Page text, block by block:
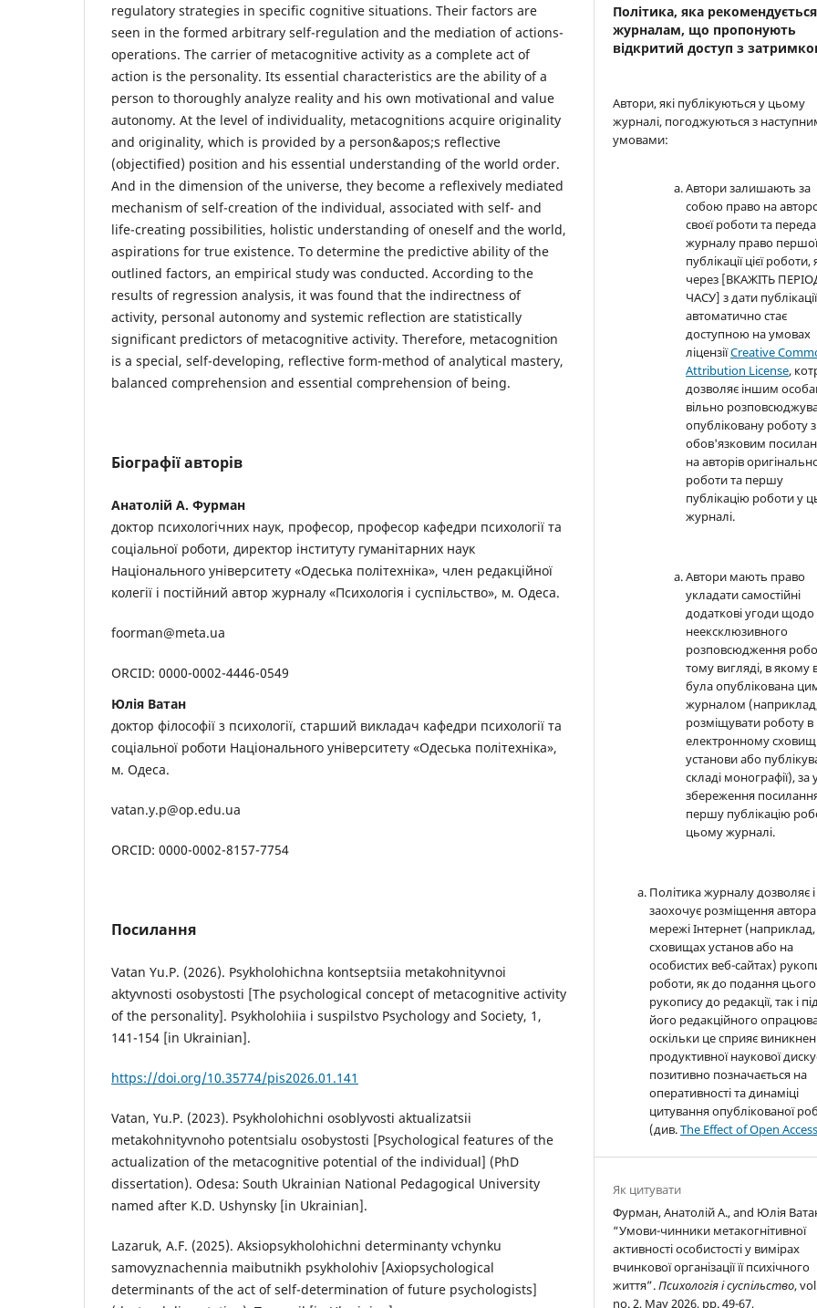
regulatory strategies in specific cognitive situations. Their factors are
seen in the formed arbitrary self-regulation and the mediation of actions-
operations. The carrier of metacognitive activity as a complete act of
action is the personality. Its essential characteristics are the ability of a
person to thoroughly analyze reality and his own motivational and value
autonomy. At the level of individuality, metacognitions acquire originality
and originality, which is provided by a person&apos;s reflective
(objectified) position and his essential understanding of the world order.
And in the dimension of the universe, they become a reflexively mediated
mechanism of self-creation of the individual, associated with self- and
life-creating possibilities, holistic understanding of oneself and the world,
aspirations for true existence. To determine the predictive ability of the
outlined factors, an empirical study was conducted. According to the
results of regression analysis, it was found that the indirectness of
activity, personal autonomy and systemic reflection are statistically
significant predictors of metacognitive activity. Therefore, metacognition
is a special, self-developing, reflective form-method of analytical mastery,
balanced comprehension and essential comprehension of being.
Біографії авторів
Анатолій А. Фурман
доктор психологічних наук, професор, професор кафедри психології та
соціальної роботи, директор інституту гуманітарних наук
Національного університету «Одеська політехніка», член редакційної
колегії і постійний автор журналу «Психологія і суспільство», м. Одеса.
foorman@meta.ua
ORCID: 0000-0002-4446-0549
Юлія Ватан
доктор філософії з психології, старший викладач кафедри психології та
соціальної роботи Національного університету «Одеська політехніка»,
м. Одеса.
vatan.y.p@op.edu.ua
ORCID: 0000-0002-8157-7754
Посилання
Vatan Yu.P. (2026). Psykholohichna kontseptsiia metakohnityvnoi
aktyvnosti osobystosti [The psychological concept of metacognitive activity
of the personality]. Psykholohiia i suspilstvo Psychology and Society, 1,
141-154 [in Ukrainian].
https://doi.org/10.35774/pis2026.01.141
Vatan, Yu.P. (2023). Psykholohichni osoblyvosti aktualizatsii
metakohnityvnoho potentsialu osobystosti [Psychological features of the
actualization of the metacognitive potential of the individual] (PhD
dissertation). Odesa: South Ukrainian National Pedagogical University
named after K.D. Ushynsky [in Ukrainian].
Lazaruk, A.F. (2025). Aksiopsykholohichni determinanty vchynku
samovyznachennia maibutnikh psykholohiv [Axiopsychological
determinants of the act of self-determination of future psychologists]
Політика, яка рекомендується
журналам, що пропонують
відкритий доступ з
Автори, які публікуються у цьому
журналі, погоджуються з
умовами:
Автори залишають за
собою право на
своєї роботи та
журналу право
публікації цієї роботи,
через [ВКАЖІТЬ
ЧАСУ] з дати публікації
автоматично стає
доступною на умовах
ліцензіїCreative
Attribution License,
дозволяє іншим
вільно
опубліковану роботу з
обов'язковим
на авторів
роботи та першу
публікацію роботи у
журналі.
Автори мають право
укладати самостійні
додаткові угоди щодо
неексклюзивного
розповсюдження
тому вигляді, в якому
була опублікована
журналом
розміщувати роботу в
електронному
установи або
складі монографії),
збереження
першу публікацію
цьому журналі.
Політика журналу дозволяє і
заохочує розміщення
мережі Інтернет
сховищах установ або на
особистих веб-сайтах)
роботи, як до подання цього
рукопису до редакції, так і
його редакційного
оскільки це сприяє
продуктивної наукової
позитивно позначається на
оперативності та динаміці
цитування опублікованої
(див.The Effect of Open Access
Як цитувати
Фурман, Анатолій А., and Юлія
“Умови-чинники метакогнітивної
активності особистості у вимірах
вчинкової організації її психічного
життя”.Психологія і суспільство,
no. 2, May 2026, pp. 49-67,